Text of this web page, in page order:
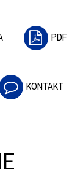
PDF
KONTAKT